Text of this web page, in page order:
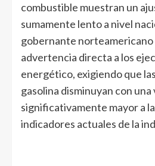
combustible muestran un
sumamente lento a nivel
gobernante norteamericano
advertencia directa a los
energético, exigiendo que
gasolina disminuyan con una
significativamente mayor a
indicadores actuales de la